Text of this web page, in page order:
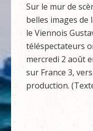
Sur le mur de
belles images de
le Viennois
téléspectateurs
mercredi 2 août
sur France 3,
production.